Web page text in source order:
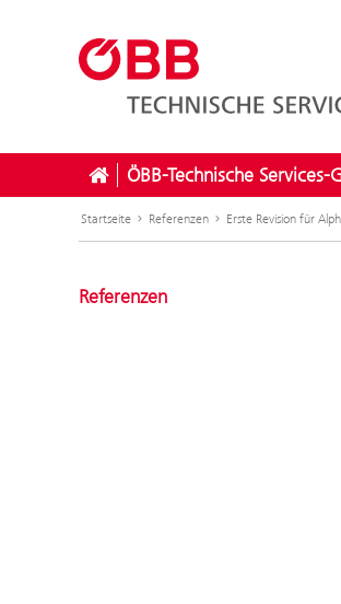
ÖBB-Technische Services-
Startseite Referenzen Erste Revision für
Referenzen